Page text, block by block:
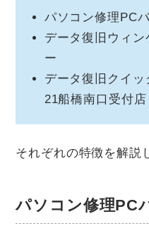
パソコン修理PC
データ復旧ウィン
ー
データ復旧クイ
21船橋南口受付店
それぞれの特徴を解説
パソコン修理PC